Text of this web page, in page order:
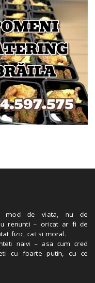
mod de viata, nu de
renunti – oricat ar fi de
fizic, cat si moral.
naivi – asa cum cred
cu foarte putin, cu ce